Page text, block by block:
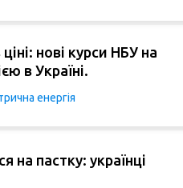
нові курси НБУ на
в Україні.
енергія
пастку: українці